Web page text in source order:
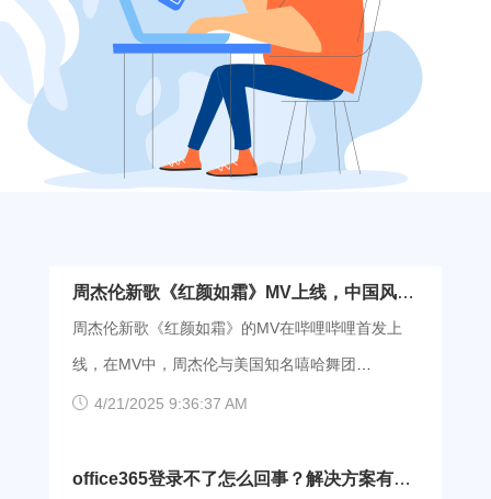
周杰伦新歌《红颜如霜》MV上线，中国风与
假面舞团完美配合
周杰伦新歌《红颜如霜》的MV在哔哩哔哩首发上
线，在MV中，周杰伦与美国知名嘻哈舞团
JABBAWOCKEEZ（假面舞客）合作，以整齐画一
MV 上架以后，不到 20 分钟就累积破万点阅，又引
4/21/2025 9:36:37 AM
office365登录不了怎么回事？解决方案有哪